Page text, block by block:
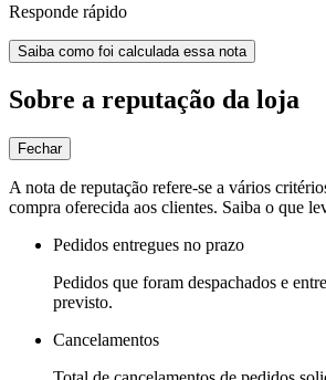
Responde rápido
Saiba como foi calculada essa nota
Sobre a reputação da loja
Fechar
A nota de reputação refere-se a vários
compra oferecida aos clientes. Saiba o que
Pedidos entregues no prazo
Pedidos que foram despachados e
previsto.
Cancelamentos